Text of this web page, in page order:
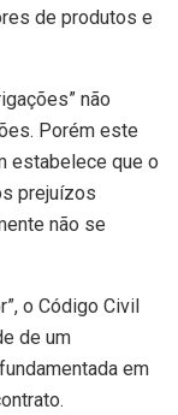
de produtos e
não
Porém este
estabelece que o
prejuízos
não se
o Código Civil
de um
em